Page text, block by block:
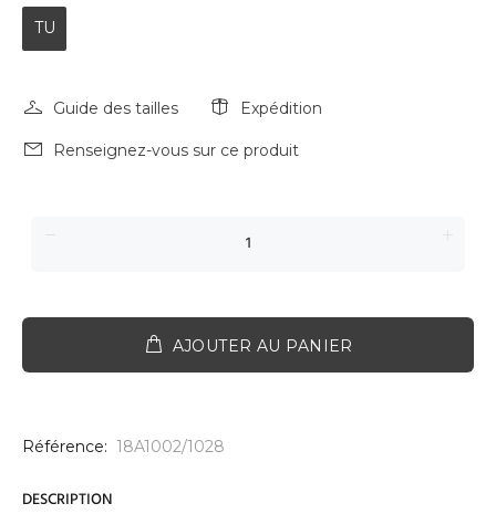
TU
Guide des tailles Expédition
Renseignez-vous sur ce produit
AJOUTER AU PANIER
Référence: 18A1002/1028
DESCRIPTION